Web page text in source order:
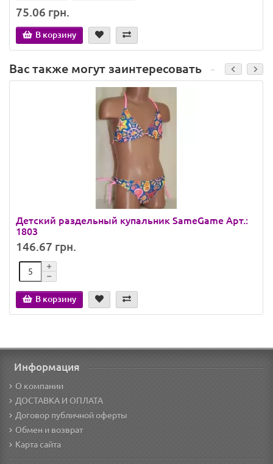
75.06 грн.
В корзину
Вас также могут заинтересовать
Детский раздельный купальник SameGame Арт.:
1803
146.67 грн.
В корзину
Информация
О компании
ДОСТАВКА И ОПЛАТА
Договор публичной оферты
Обмен и возврат
Карта сайта